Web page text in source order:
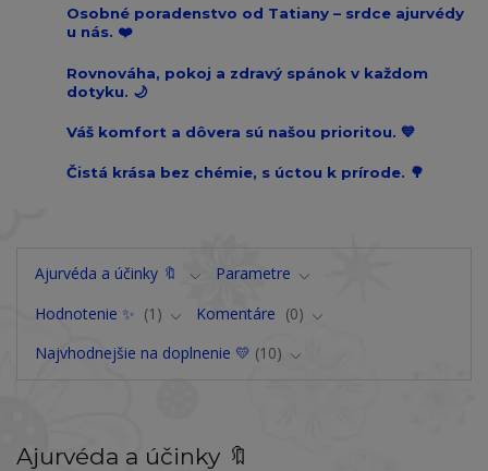
Osobné poradenstvo od Tatiany – srdce ajurvédy
u nás. ❤️
Rovnováha, pokoj a zdravý spánok v každom
dotyku. 🌙
Váš komfort a dôvera sú našou prioritou. 💙
Čistá krása bez chémie, s úctou k prírode. 🌳
Ajurvéda a účinky 🔖
Parametre
Hodnotenie ✨
1 Komentáre
0
Najvhodnejšie na doplnenie 💛 10
Ajurvéda a účinky 🔖